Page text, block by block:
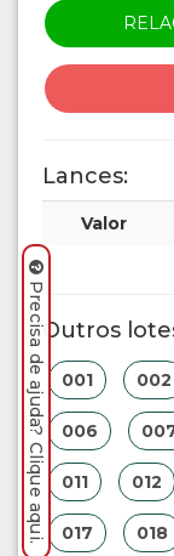
Lances:
Valor
Outros
001 002
006
011 012
017 018
Precisa de ajuda? Clique aqui.